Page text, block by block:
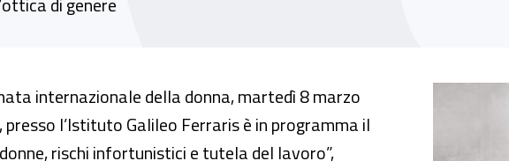
rischi infortunistici e tutela del lavoro”
internazionale della donna, martedì 8 marzo
l’Istituto Galileo Ferraris è in programma il
rischi infortunistici e tutela del lavoro”,